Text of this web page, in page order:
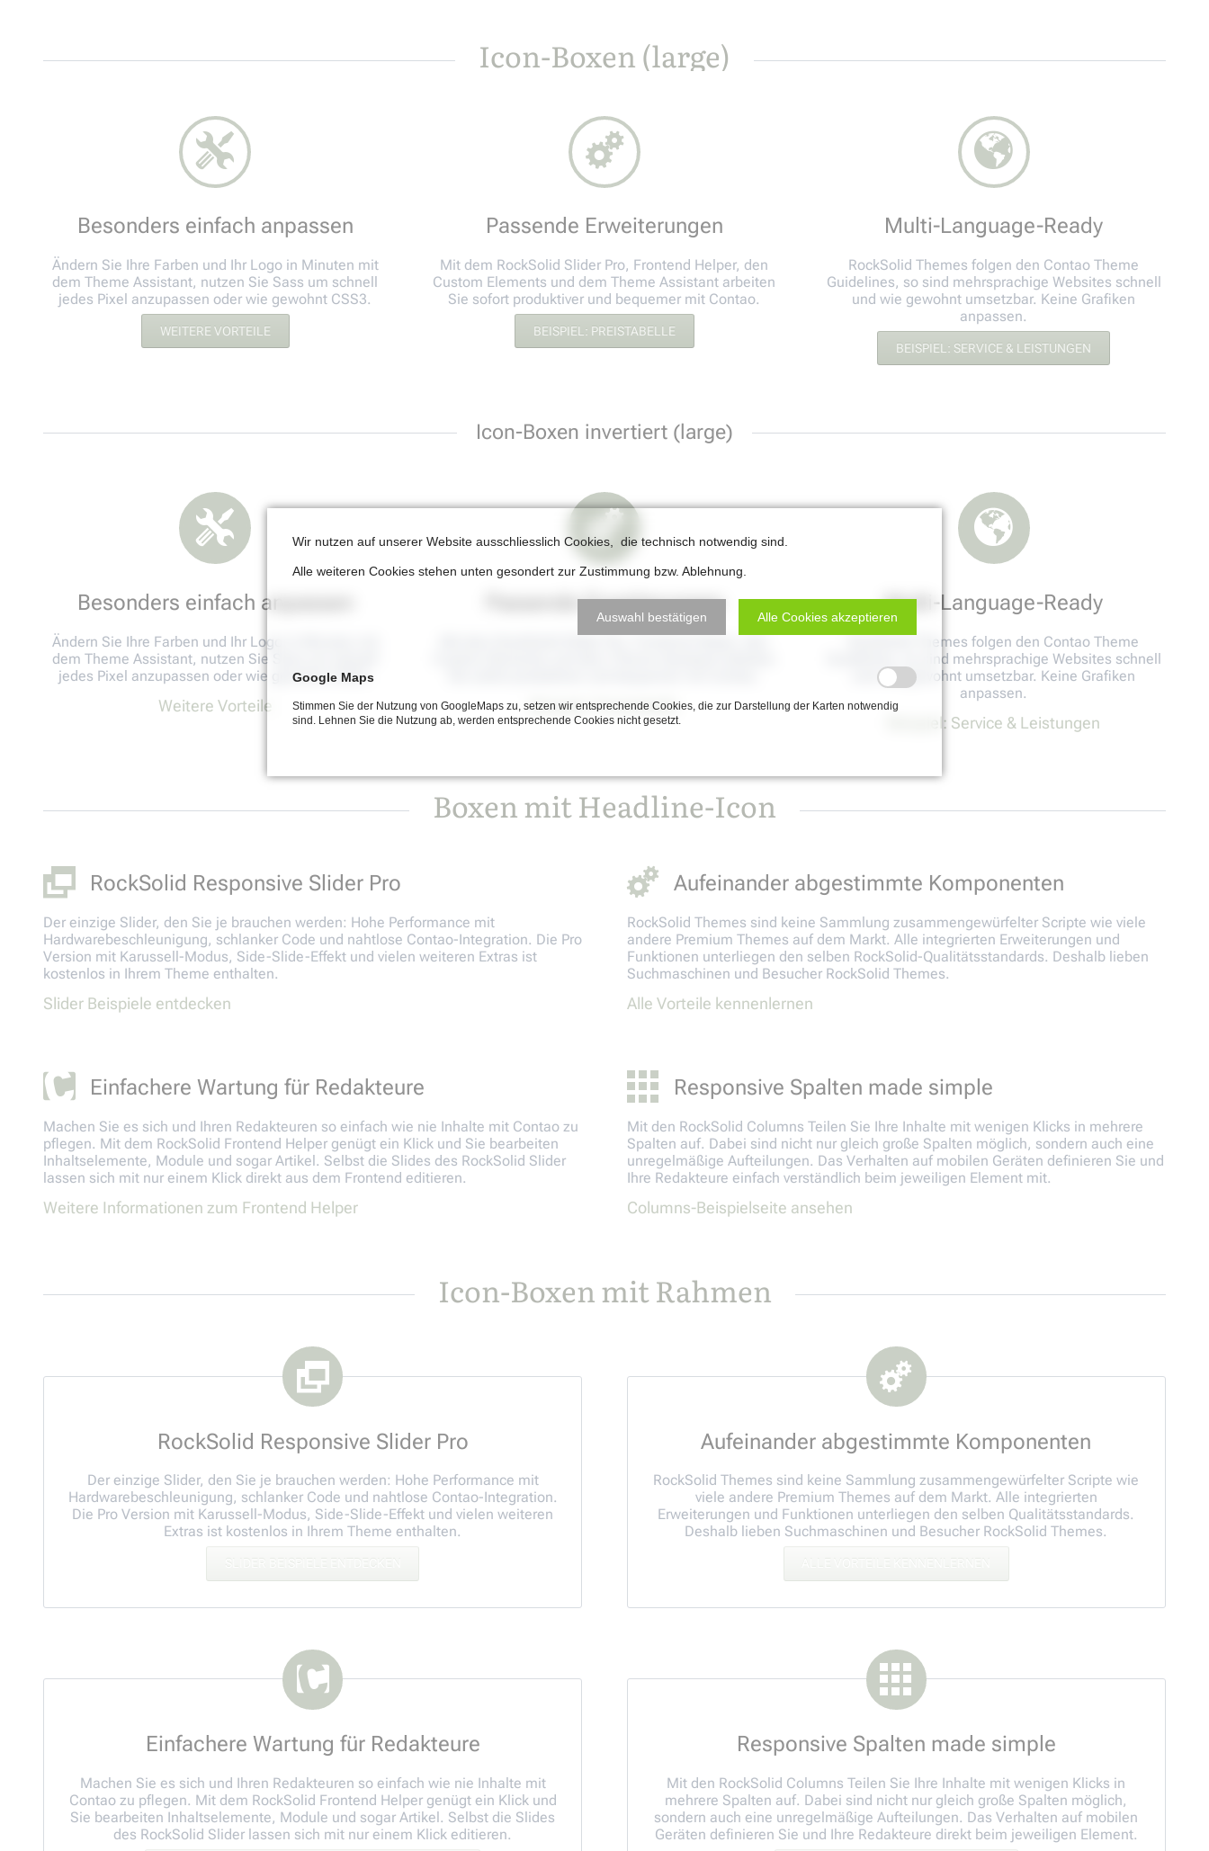
Icon-Boxen (large)
Besonders einfach anpassen
Ändern Sie Ihre Farben und Ihr Logo in Minuten mit
dem Theme Assistant, nutzen Sie Sass um schnell
jedes Pixel anzupassen oder wie gewohnt CSS3.
WEITERE VORTEILE
Passende Erweiterungen
Mit dem RockSolid Slider Pro, Frontend Helper, den
Custom Elements und dem Theme Assistant arbeiten
Sie sofort produktiver und bequemer mit Contao.
BEISPIEL: PREISTABELLE
Multi-Language-Ready
RockSolid Themes folgen den Contao Theme
Guidelines, so sind mehrsprachige Websites schnell
und wie gewohnt umsetzbar. Keine Grafiken
anpassen.
BEISPIEL: SERVICE & LEISTUNGEN
Icon-Boxen invertiert (large)
Besonders einfach anpassen
Ändern Sie Ihre Farben und Ihr Logo in Minuten mit
dem Theme Assistant, nutzen Sie Sass um schnell
jedes Pixel anzupassen oder wie gewohnt CSS3.
Weitere Vorteile
Passende Erweiterungen
Beispiel: Preistabelle
Multi-Language-Ready
RockSolid Themes folgen den Contao Theme
Guidelines, so sind mehrsprachige Websites schnell
und wie gewohnt umsetzbar. Keine Grafiken
anpassen.
Beispiel: Service & Leistungen
Boxen mit Headline-Icon
RockSolid Responsive Slider Pro
Der einzige Slider, den Sie je brauchen werden: Hohe Performance mit
Hardwarebeschleunigung, schlanker Code und nahtlose Contao-Integration. Die Pro
Version mit Karussell-Modus, Side-Slide-Effekt und vielen weiteren Extras ist
kostenlos in Ihrem Theme enthalten.
Slider Beispiele entdecken
Aufeinander abgestimmte Komponenten
RockSolid Themes sind keine Sammlung zusammengewürfelter Scripte wie viele
andere Premium Themes auf dem Markt. Alle integrierten Erweiterungen und
Funktionen unterliegen den selben RockSolid-Qualitätsstandards. Deshalb lieben
Suchmaschinen und Besucher RockSolid Themes.
Alle Vorteile kennenlernen
Einfachere Wartung für Redakteure
Machen Sie es sich und Ihren Redakteuren so einfach wie nie Inhalte mit Contao zu
pflegen. Mit dem RockSolid Frontend Helper genügt ein Klick und Sie bearbeiten
Inhaltselemente, Module und sogar Artikel. Selbst die Slides des RockSolid Slider
lassen sich mit nur einem Klick direkt aus dem Frontend editieren.
Weitere Informationen zum Frontend Helper
Responsive Spalten made simple
Mit den RockSolid Columns Teilen Sie Ihre Inhalte mit wenigen Klicks in mehrere
Spalten auf. Dabei sind nicht nur gleich große Spalten möglich, sondern auch eine
unregelmäßige Aufteilungen. Das Verhalten auf mobilen Geräten definieren Sie und
Ihre Redakteure einfach verständlich beim jeweiligen Element mit.
Columns-Beispielseite ansehen
Icon-Boxen mit Rahmen
RockSolid Responsive Slider Pro
Der einzige Slider, den Sie je brauchen werden: Hohe Performance mit
Hardwarebeschleunigung, schlanker Code und nahtlose Contao-Integration.
Die Pro Version mit Karussell-Modus, Side-Slide-Effekt und vielen weiteren
Extras ist kostenlos in Ihrem Theme enthalten.
SLIDER BEISPIELE ENTDECKEN
Aufeinander abgestimmte Komponenten
RockSolid Themes sind keine Sammlung zusammengewürfelter Scripte wie
viele andere Premium Themes auf dem Markt. Alle integrierten
Erweiterungen und Funktionen unterliegen den selben Qualitätsstandards.
Deshalb lieben Suchmaschinen und Besucher RockSolid Themes.
ALLE VORTEILE KENNENLERNEN
Einfachere Wartung für Redakteure
Machen Sie es sich und Ihren Redakteuren so einfach wie nie Inhalte mit
Contao zu pflegen. Mit dem RockSolid Frontend Helper genügt ein Klick und
Sie bearbeiten Inhaltselemente, Module und sogar Artikel. Selbst die Slides
des RockSolid Slider lassen sich mit nur einem Klick editieren.
Responsive Spalten made simple
Mit den RockSolid Columns Teilen Sie Ihre Inhalte mit wenigen Klicks in
mehrere Spalten auf. Dabei sind nicht nur gleich große Spalten möglich,
sondern auch eine unregelmäßige Aufteilungen. Das Verhalten auf mobilen
Geräten definieren Sie und Ihre Redakteure direkt beim jeweiligen Element.
Wir nutzen auf unserer Website ausschliesslich Cookies, die technisch notwendig sind.
Alle weiteren Cookies stehen unten gesondert zur Zustimmung bzw. Ablehnung.
Auswahl bestätigen Alle Cookies akzeptieren
Google Maps
Stimmen Sie der Nutzung von GoogleMaps zu, setzen wir entsprechende Cookies, die zur Darstellung der Karten notwendig
sind. Lehnen Sie die Nutzung ab, werden entsprechende Cookies nicht gesetzt.